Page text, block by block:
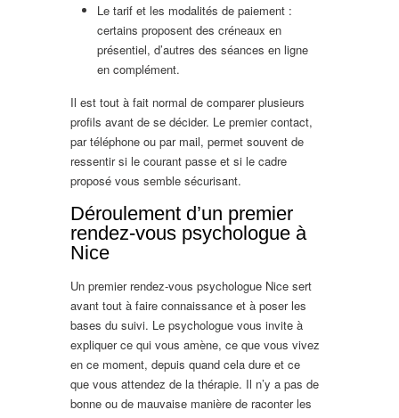
Le tarif et les modalités de paiement :
certains proposent des créneaux en
présentiel, d’autres des séances en ligne
en complément.
Il est tout à fait normal de comparer plusieurs
profils avant de se décider. Le premier contact,
par téléphone ou par mail, permet souvent de
ressentir si le courant passe et si le cadre
proposé vous semble sécurisant.
Déroulement d’un premier
rendez-vous psychologue à
Nice
Un premier rendez-vous psychologue Nice sert
avant tout à faire connaissance et à poser les
bases du suivi. Le psychologue vous invite à
expliquer ce qui vous amène, ce que vous vivez
en ce moment, depuis quand cela dure et ce
que vous attendez de la thérapie. Il n’y a pas de
bonne ou de mauvaise manière de raconter les